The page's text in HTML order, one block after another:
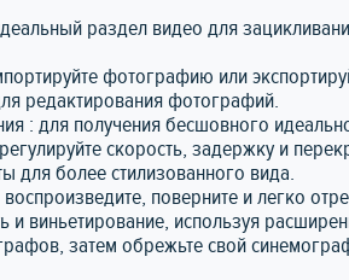
раздел видео для
фотографию или
редактирования фотографий.
: для получения бесшовного
скорость, задержку и
для более стилизованного вида.
поверните и легко
и виньетирование, используя
затем обрежьте свой